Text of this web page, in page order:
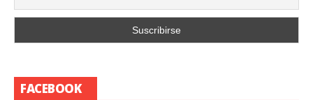
FACEBOOK